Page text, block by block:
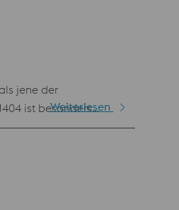
jene der
ist besonders
Verdichter,
Empfohlene
erforderlich. Um
Weiterlesen